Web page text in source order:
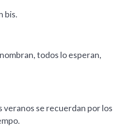
bis.
todos lo esperan,
veranos se recuerdan por los